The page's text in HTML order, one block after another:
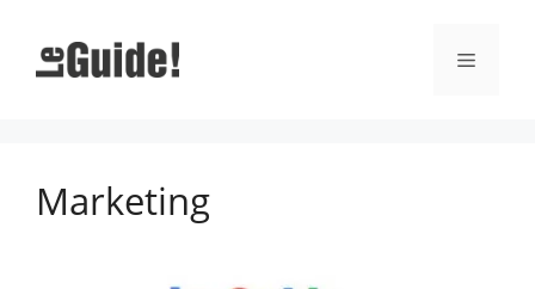
contenu
Menu
Marketing